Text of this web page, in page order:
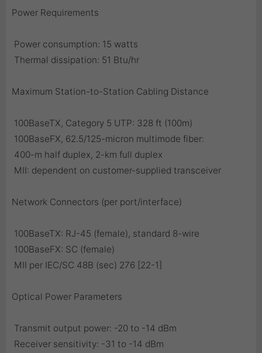
Power Requirements
 Power consumption: 15 watts
 Thermal dissipation: 51 Btu/hr
Maximum Station-to-Station Cabling Distance
 100BaseTX, Category 5 UTP: 328 ft (100m)
 100BaseFX, 62.5/125-micron multimode fiber:
 400-m half duplex, 2-km full duplex
 MII: dependent on customer-supplied transceiver
Network Connectors (per port/interface)
 100BaseTX: RJ-45 (female), standard 8-wire
 100BaseFX: SC (female)
 MII per IEC/SC 48B (sec) 276 [22-1]
Optical Power Parameters
 Transmit output power: -20 to -14 dBm
 Receiver sensitivity: -31 to -14 dBm